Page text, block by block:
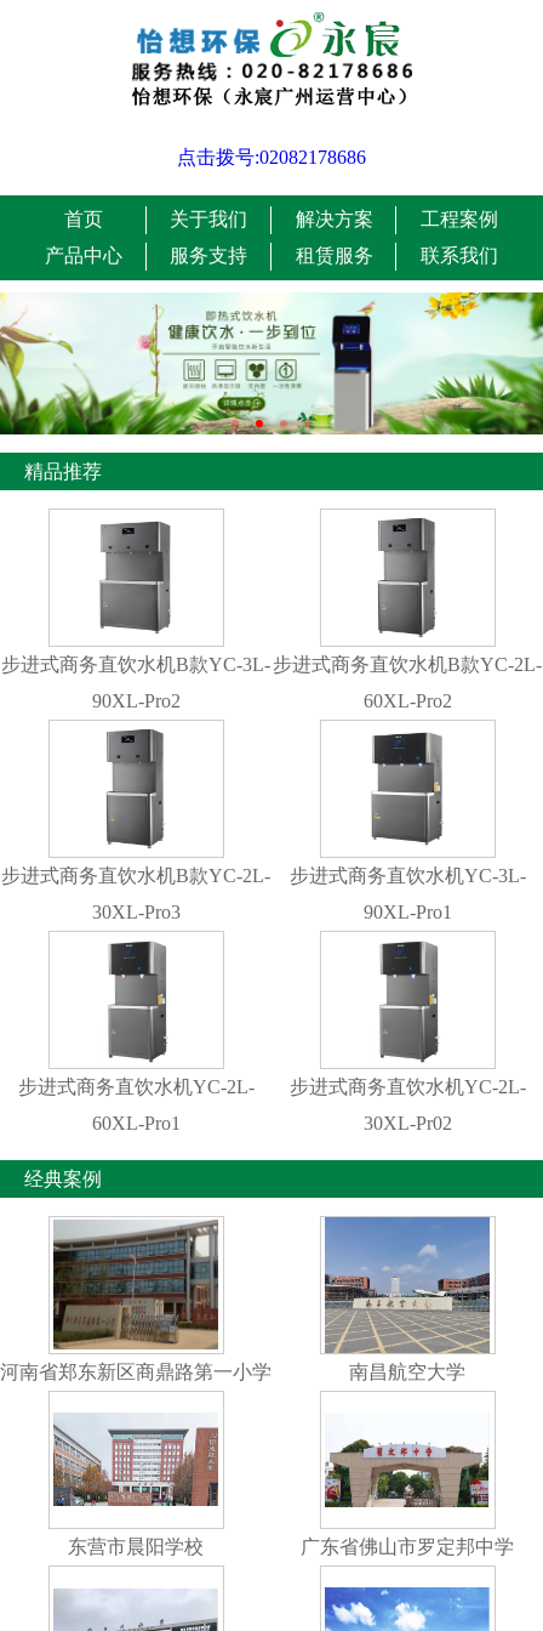
点击拨号:02082178686
首页 关于我们 解决方案
工程案例
产品中心
服务支持 租赁服务 联系我们
精品推荐
步进式商务直饮水机B款YC-3L-
90XL-Pro2
步进式商务直饮水机B款YC-2L-
60XL-Pro2
步进式商务直饮水机B款YC-2L-
30XL-Pro3
步进式商务直饮水机YC-3L-
90XL-Pro1
步进式商务直饮水机YC-2L-
60XL-Pro1
步进式商务直饮水机YC-2L-
30XL-Pr02
经典案例
河南省郑东新区商鼎路第一小学 南昌航空大学
东营市晨阳学校 广东省佛山市罗定邦中学